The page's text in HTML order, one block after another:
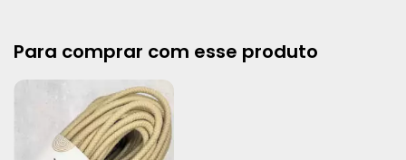
Para comprar com esse produto